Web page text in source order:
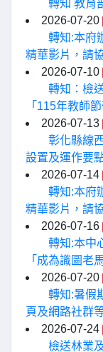
轉知 教育
2026-07-20
轉知:本府
精華影片，請
2026-07-10
轉知：檢
「115年教師
2026-07-13
彰化縣線
設置及運作要
2026-07-14
轉知:本府
精華影片，請
2026-07-16
轉知:本中
「成為識圖老
2026-07-20
轉知:暑假
頁及網路社群
2026-07-24
檢送林業